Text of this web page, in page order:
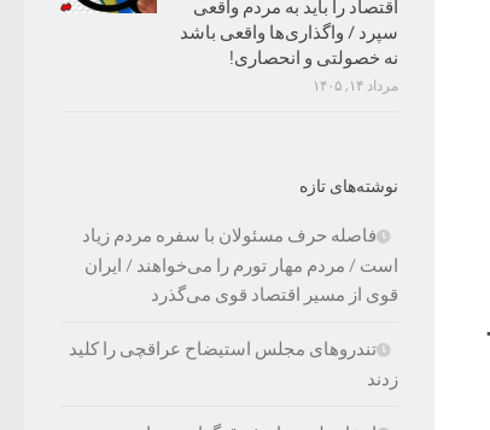
اقتصاد را باید به مردم واقعی
سپرد / واگذاری‌ها واقعی باشد
نه خصولتی و انحصاری!
مرداد ۱۴, ۱۴۰۵
نوشته‌های تازه
فاصله حرف مسئولان با سفره مردم زیاد
است / مردم مهار تورم را می‌خواهند / ایران
قوی از مسیر اقتصاد قوی می‌گذرد
تندروهای مجلس استیضاح عراقچی را کلید
زدند